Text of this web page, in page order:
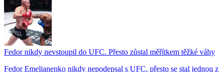
Fedor nikdy nevstoupil do UFC. Přesto zůstal měřítkem těžké váhy
Fedor Emelianenko nikdy nepodepsal s UFC, přesto se stal jednou z